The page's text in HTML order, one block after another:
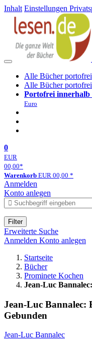
Inhalt Einstellungen
Alle Bücher portofrei
Alle Bücher
Portofrei innerhalb
Euro
0
EUR
00,00*
Warenkorb EUR 00,00 *
Anmelden
Konto anlegen
Filter
Erweiterte Suche
Anmelden Konto anlegen
Startseite
Bücher
Prominete Kochen
Jean-Luc
Jean-Luc Bannalec:
Gebunden
Jean-Luc Bannalec